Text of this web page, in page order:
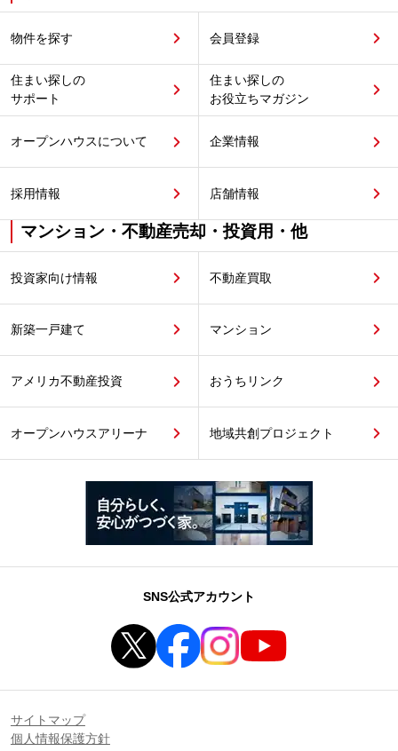
物件を探す 会員登録
住まい探しの
サポート
住まい探しの
お役立ちマガジン
オープンハウスについて 企業情報
採用情報 店舗情報
マンション・不動産売却・投資用・他
投資家向け情報 不動産買取
新築一戸建て マンション
アメリカ不動産投資 おうちリンク
オープンハウスアリーナ 地域共創プロジェクト
SNS公式アカウント
サイトマップ
個人情報保護方針